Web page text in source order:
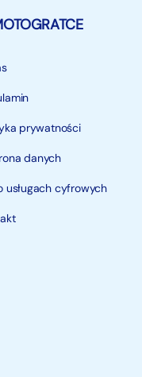
prywatności
danych
usługach cyfrowych